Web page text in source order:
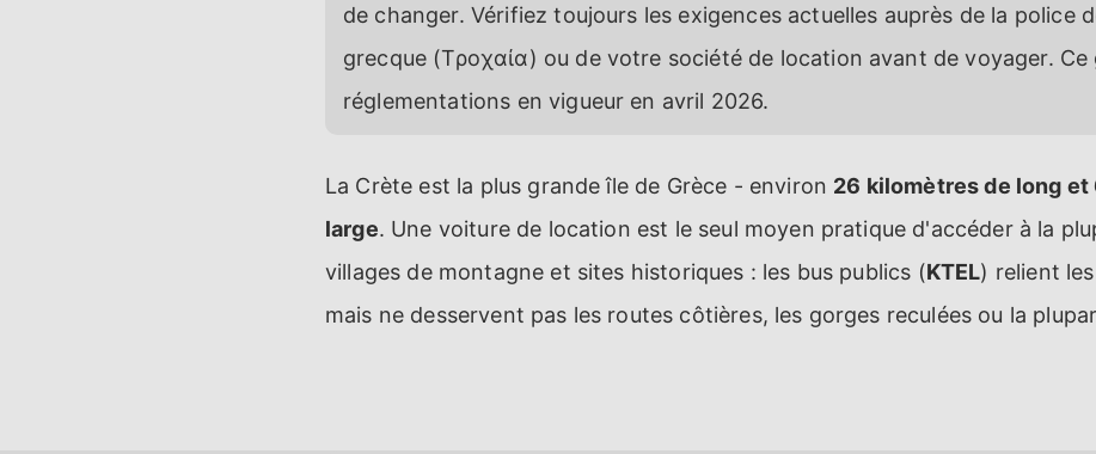
de changer. Vérifiez toujours les exigences actuelles auprès de la police
grecque (Τροχαία) ou de votre société de location avant de voyager. Ce
réglementations en vigueur en avril 2026.
La Crète est la plus grande île de Grèce - environ 26 kilomètres de long et
large. Une voiture de location est le seul moyen pratique d'accéder à la
villages de montagne et sites historiques : les bus publics (KTEL) relient
mais ne desservent pas les routes côtières, les gorges reculées ou la